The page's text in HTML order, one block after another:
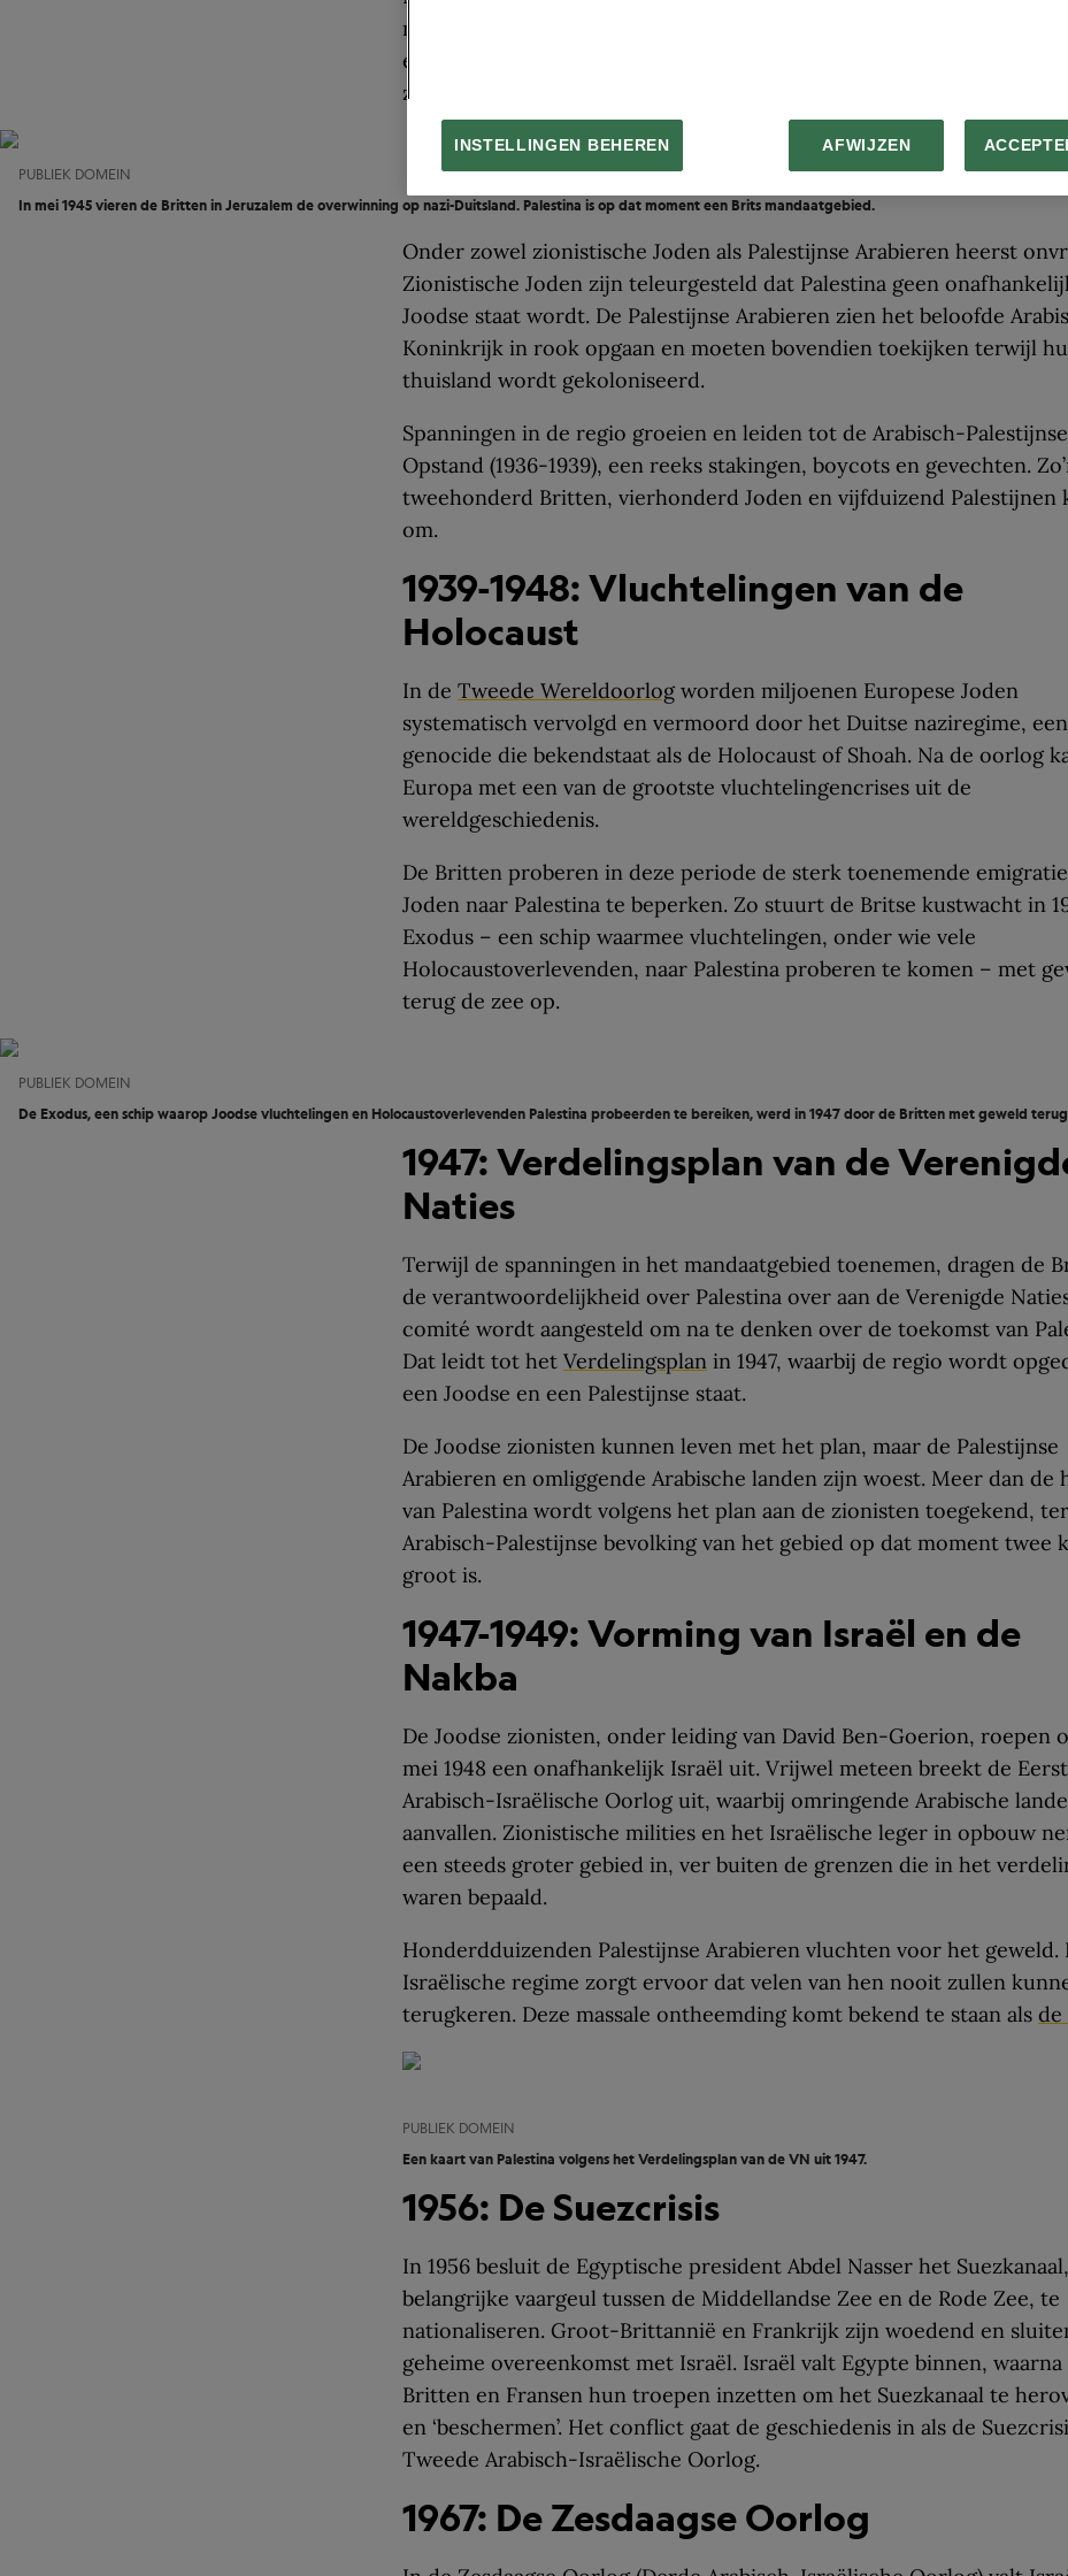
mandaatgebied aan de Britten. De regio wordt gerund als een soort
en de Britse machthebbers ondersteunen de migratie van
zionistische Joden naar het gebied.
PUBLIEK DOMEIN
In mei 1945 vieren de Britten in Jeruzalem de overwinning op nazi-Duitsland. Palestina is op dat moment een Brits mandaatgebied.
Onder zowel zionistische Joden als Palestijnse Arabieren heerst
Zionistische Joden zijn teleurgesteld dat Palestina geen
Joodse staat wordt. De Palestijnse Arabieren zien het beloofde
Koninkrijk in rook opgaan en moeten bovendien toekijken terwijl
thuisland wordt gekoloniseerd.
Spanningen in de regio groeien en leiden tot de Arabisch-Palestijnse
Opstand (1936-1939), een reeks stakingen, boycots en gevechten.
tweehonderd Britten, vierhonderd Joden en vijfduizend Palestijnen
om.
1939-1948: Vluchtelingen van de
Holocaust
In de Tweede Wereldoorlog worden miljoenen Europese Joden
systematisch vervolgd en vermoord door het Duitse naziregime, een
genocide die bekendstaat als de Holocaust of Shoah. Na de oorlog
Europa met een van de grootste vluchtelingencrises uit de
wereldgeschiedenis.
De Britten proberen in deze periode de sterk toenemende
Joden naar Palestina te beperken. Zo stuurt de Britse kustwacht in
Exodus – een schip waarmee vluchtelingen, onder wie vele
Holocaustoverlevenden, naar Palestina proberen te komen – met
terug de zee op.
PUBLIEK DOMEIN
De Exodus, een schip waarop Joodse vluchtelingen en Holocaustoverlevenden Palestina probeerden te bereiken, werd in 1947 door de Britten met geweld
1947: Verdelingsplan van de
Naties
Terwijl de spanningen in het mandaatgebied toenemen, dragen de
de verantwoordelijkheid over Palestina over aan de Verenigde
comité wordt aangesteld om na te denken over de toekomst van
Dat leidt tot het Verdelingsplan in 1947, waarbij de regio wordt
een Joodse en een Palestijnse staat.
De Joodse zionisten kunnen leven met het plan, maar de Palestijnse
Arabieren en omliggende Arabische landen zijn woest. Meer dan de
van Palestina wordt volgens het plan aan de zionisten toegekend,
Arabisch-Palestijnse bevolking van het gebied op dat moment twee
groot is.
1947-1949: Vorming van Israël en de
Nakba
De Joodse zionisten, onder leiding van David Ben-Goerion, roepen
mei 1948 een onafhankelijk Israël uit. Vrijwel meteen breekt de
Arabisch-Israëlische Oorlog uit, waarbij omringende Arabische
aanvallen. Zionistische milities en het Israëlische leger in opbouw
een steeds groter gebied in, ver buiten de grenzen die in het
waren bepaald.
Honderdduizenden Palestijnse Arabieren vluchten voor het geweld.
Israëlische regime zorgt ervoor dat velen van hen nooit zullen
terugkeren. Deze massale ontheemding komt bekend te staan als de
PUBLIEK DOMEIN
Een kaart van Palestina volgens het Verdelingsplan van de VN uit 1947.
1956: De Suezcrisis
In 1956 besluit de Egyptische president Abdel Nasser het
belangrijke vaargeul tussen de Middellandse Zee en de Rode Zee, te
nationaliseren. Groot-Brittannië en Frankrijk zijn woedend en
geheime overeenkomst met Israël. Israël valt Egypte binnen, waarna
Britten en Fransen hun troepen inzetten om het Suezkanaal te
en ‘beschermen’. Het conflict gaat de geschiedenis in als de
Tweede Arabisch-Israëlische Oorlog.
1967: De Zesdaagse Oorlog
INSTELLINGEN BEHEREN AFWIJZEN